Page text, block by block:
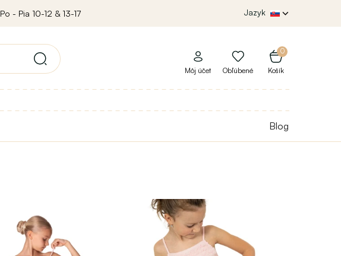
Po - Pia 10-12 & 13-17 Jazyk
0
Košík
Môj účet Obľúbené
Blog